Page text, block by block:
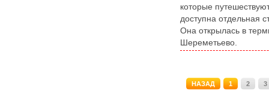
которые
доступна отдельная
Она открылась в
Шереметьево.
НАЗАД 1 2 3